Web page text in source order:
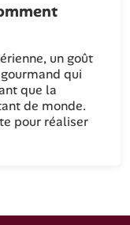
un goût
qui
que la
de monde.
pour réaliser